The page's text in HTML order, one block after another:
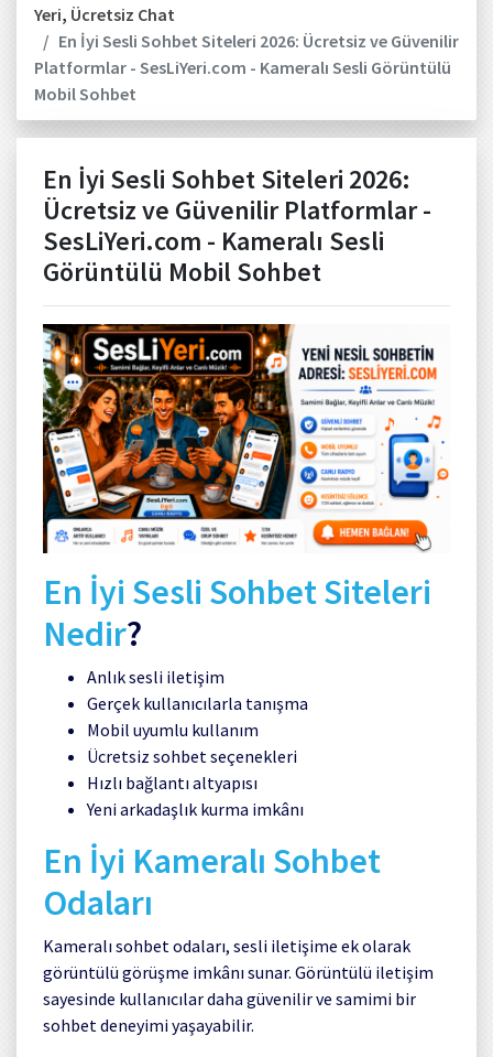
Yeri, Ücretsiz Chat
En İyi Sesli Sohbet Siteleri 2026: Ücretsiz ve Güvenilir
Platformlar - SesLiYeri.com - Kameralı Sesli Görüntülü
Mobil Sohbet
En İyi Sesli Sohbet Siteleri 2026:
Ücretsiz ve Güvenilir Platformlar -
SesLiYeri.com - Kameralı Sesli
Görüntülü Mobil Sohbet
En İyi Sesli Sohbet Siteleri
Nedir?
Anlık sesli iletişim
Gerçek kullanıcılarla tanışma
Mobil uyumlu kullanım
Ücretsiz sohbet seçenekleri
Hızlı bağlantı altyapısı
Yeni arkadaşlık kurma imkânı
En İyi Kameralı Sohbet
Odaları
Kameralı sohbet odaları, sesli iletişime ek olarak
görüntülü görüşme imkânı sunar. Görüntülü iletişim
sayesinde kullanıcılar daha güvenilir ve samimi bir
sohbet deneyimi yaşayabilir.